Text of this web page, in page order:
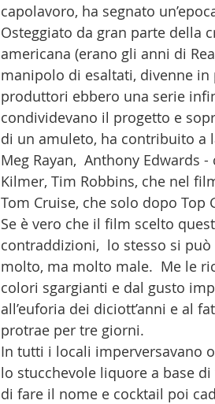
capolavoro, ha segnato
Osteggiato da gran parte della
americana (erano gli anni di
manipolo di esaltati, divenne
produttori ebbero una serie
condividevano il progetto e
di un amuleto, ha contribuito a
Meg Rayan,  Anthony Edwards -
Kilmer, Tim Robbins, che nel
Tom Cruise, che solo dopo Top
Se è vero che il film scelto
contraddizioni,  lo stesso si
molto, ma molto male.  Me le
colori sgargianti e dal gusto
all’euforia dei diciott’anni e al
protrae per tre giorni.
In tutti i locali imperversavano
lo stucchevole liquore a base
di fare il nome e cocktail poi